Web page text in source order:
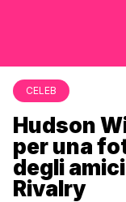
CELEB
Hudson
per una
degli
Rivalry